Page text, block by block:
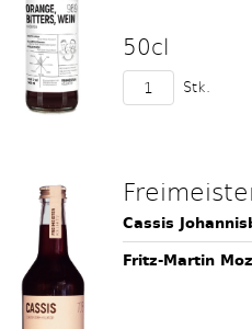
50cl
Stk.
Cassis
Fritz-Martin